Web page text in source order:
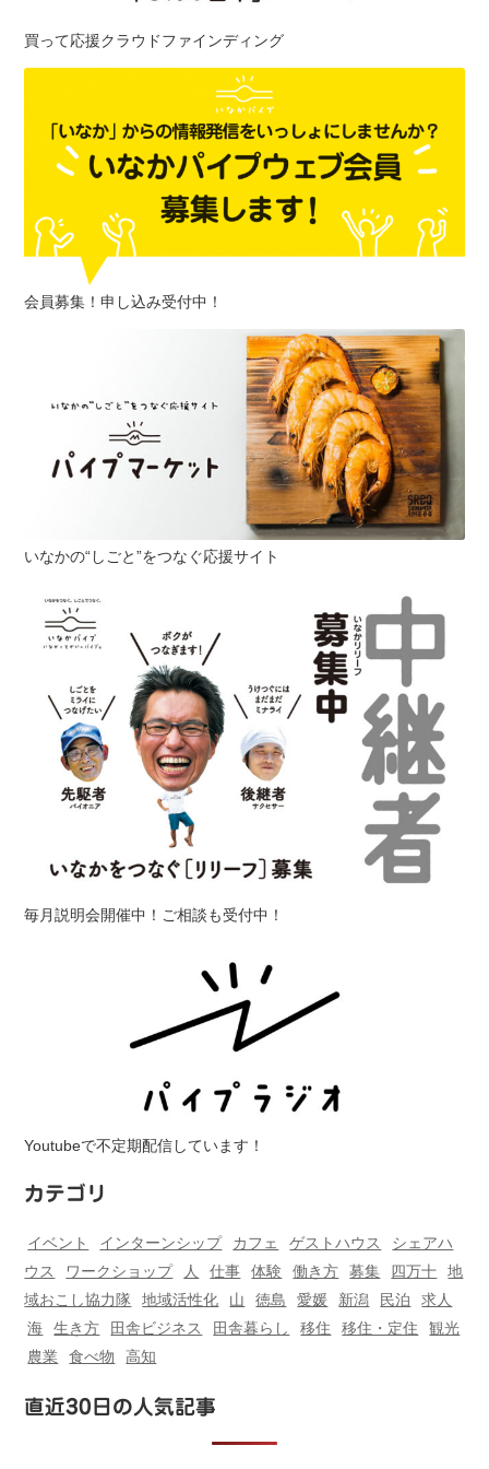
買って応援クラウドファインディング
会員募集！申し込み受付中！
いなかの“しごと”をつなぐ応援サイト
毎月説明会開催中！ご相談も受付中！
Youtubeで不定期配信しています！
カテゴリ
イベント インターンシップ カフェ ゲストハウス
シェアハ
ウス
ワークショップ 人 仕事 体験 働き方 募集 四万十
地
域おこし協力隊
地域活性化 山 徳島 愛媛 新潟 民泊
求人
海
生き方 田舎ビジネス 田舎暮らし 移住 移住・定住
観光
農業
食べ物 高知
直近30日の人気記事